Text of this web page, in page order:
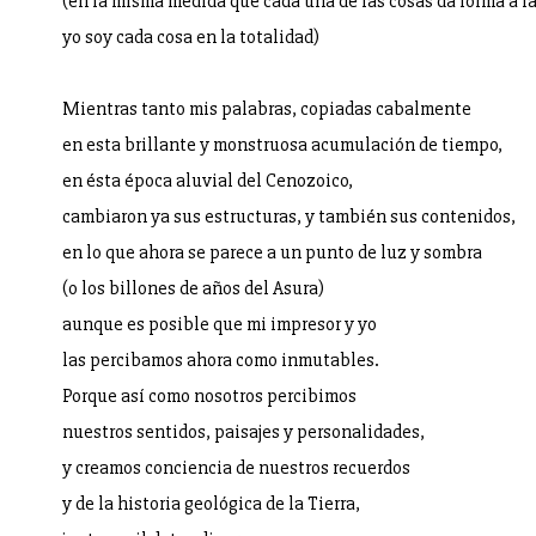
yo soy cada cosa en la totalidad)
Mientras tanto mis palabras, copiadas cabalmente
en esta brillante y monstruosa acumulación de tiempo,
en ésta época aluvial del Cenozoico,
cambiaron ya sus estructuras, y también sus contenidos,
en lo que ahora se parece a un punto de luz y sombra
(o los billones de años del Asura)
aunque es posible que mi impresor y yo
las percibamos ahora como inmutables.
Porque así como nosotros percibimos
nuestros sentidos, paisajes y personalidades,
y creamos conciencia de nuestros recuerdos
y de la historia geológica de la Tierra,